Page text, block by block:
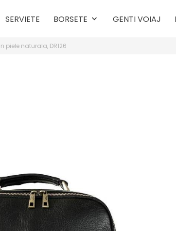
SERVIETE BORSETE keyboard_arrow_down GENTI VOIAJ
naturala, DR126